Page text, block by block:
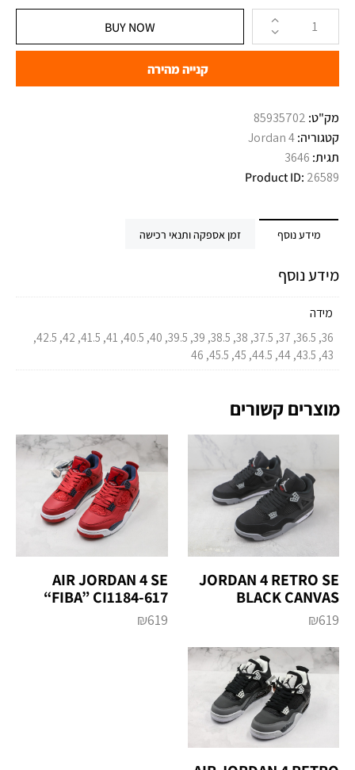
BUY NOW
קנייה מהירה
מק"ט: 85935702
קטגוריה:Jordan 4
תגית: 3646
Product ID: 26589
מידע נוסף זמן אספקה ותנאי רכישה
מידע נוסף
מידה
36, 36.5, 37, 37.5, 38, 38.5, 39, 39.5, 40, 40.5, 41, 41.5, 42, 42.5,
43, 43.5, 44, 44.5, 45, 45.5, 46
מוצרים קשורים
JORDAN 4 RETRO SE
BLACK CANVAS
₪619
AIR JORDAN 4 SE
“FIBA” CI1184-617
₪619